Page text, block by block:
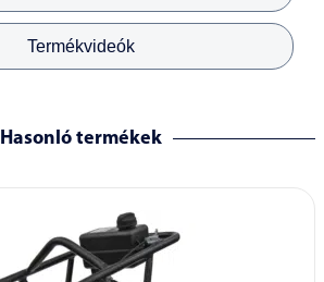
Termékvideók
Hasonló termékek